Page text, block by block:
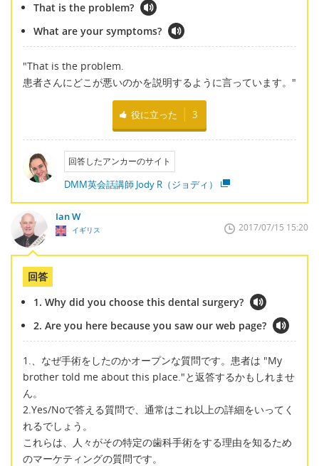
That is the problem?
What are your symptoms?
"That is the problem.
患者さんにどこが悪いのかを説明するように言っています。"
役に立った 3
回答したアンカーのサイト
DMM英会話講師 Jody R（ジョディ）
Ian W
イギリス 2017/07/15 15:20
回答
1. Why did you choose this dental surgery?
2. Are you here because you saw our web page?
1.、なぜ手術をしたのかオープンな質問です。患者は "My
brother told me about this place."と返答するかもしれませ
ん。
2.Yes/Noで答える質問で、通常はこれ以上の詳細をいってく
れるでしょう。
これらは、人々がその特定の歯科手術をする理由を知るため
のマーケティングの質問です。